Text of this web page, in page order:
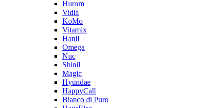
Hurom
Vidia
KoMo
Vitamix
Hanil
Omega
Nuc
Shinil
Magic
Hyundae
HappyCall
Bianco di Puro